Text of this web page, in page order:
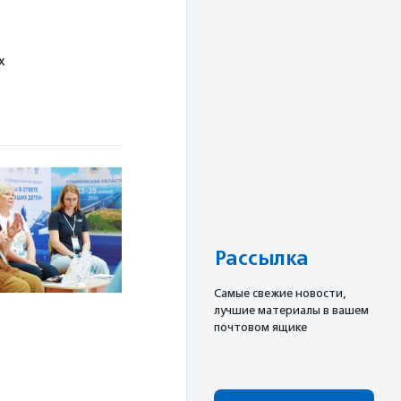
Рассылка
Cамые свежие новости,
лучшие материалы в вашем
почтовом ящике